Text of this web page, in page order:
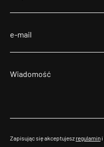
Zapisując się akceptujesz regulamin i